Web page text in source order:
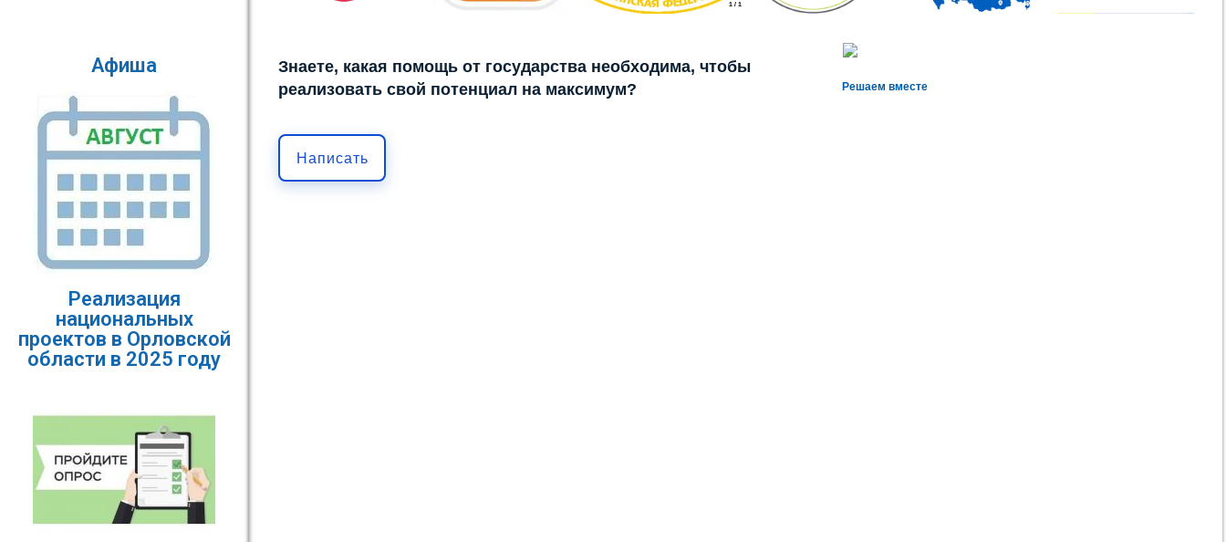
Афиша
Реализация
национальных
проектов в Орловской
области в 2025 году
1 / 1
Решаем вместе
Знаете, какая помощь от государства необходима, чтобы
реализовать свой потенциал на максимум?
Написать